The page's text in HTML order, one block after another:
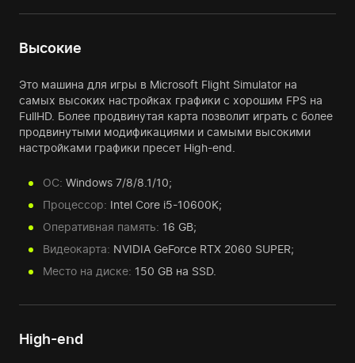
Высокие
Это машина для игры в Microsoft Flight Simulator на
самых высоких настройках графики с хорошим FPS на
FullHD. Более продвинутая карта позволит играть с более
продвинутыми модификациями и самыми высокими
настройками графики пресет High-end.
ОС: Windows 7/8/8.1/10;
Процессор: Intel Core i5-10600K;
Оперативная память: 16 GB;
Видеокарта: NVIDIA GeForce RTX 2060 SUPER;
Место на диске: 150 GB на SSD.
High-end